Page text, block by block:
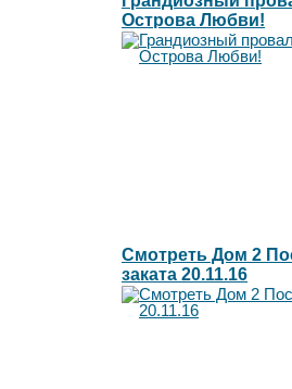
Острова Любви!
Смотреть Дом 2
заката 20.11.16